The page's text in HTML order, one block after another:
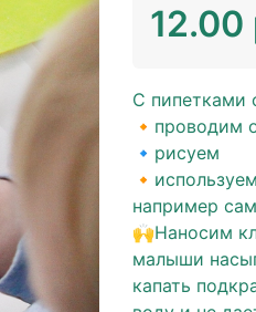
12.00
С пипетками
🔸проводим
🔹рисуем
например
🙌Наносим
малыши
капать